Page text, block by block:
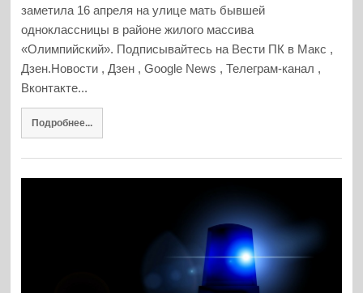
заметила 16 апреля на улице мать бывшей
одноклассницы в районе жилого массива
«Олимпийский». Подписывайтесь на Вести ПК в Макс ,
Дзен.Новости , Дзен , Google News , Телеграм-канал ,
Вконтакте...
Подробнее...